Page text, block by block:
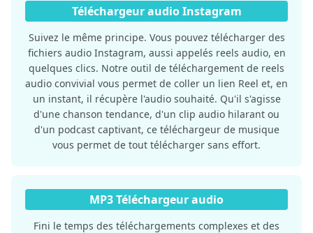
Téléchargeur audio Instagram
Suivez le même principe. Vous pouvez télécharger des
fichiers audio Instagram, aussi appelés reels audio, en
quelques clics. Notre outil de téléchargement de reels
audio convivial vous permet de coller un lien Reel et, en
un instant, il récupère l'audio souhaité. Qu'il s'agisse
d'une chanson tendance, d'un clip audio hilarant ou
d'un podcast captivant, ce téléchargeur de musique
vous permet de tout télécharger sans effort.
MP3 Téléchargeur audio
Fini le temps des téléchargements complexes et des